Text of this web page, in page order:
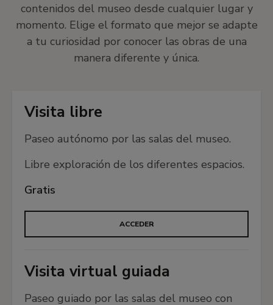
La interacción entre la pintura y las artes
escénicas se ha manifestado bajo distintas formas
a lo largo de la Historia del Arte. Profundizamos
en los vínculos entre el teatro, la danza, la música
🌷 Un paseo entre las flores
Desde la Antigüedad, las flores han sido un
motivo frecuentemente representado en el arte,
tanto por su contenido simbólico como por su
retratos, temas mitológicos y religiosos, paisajes
o vistas de ciudades con flores forman parte de
🍃 Las estaciones
contenidos del museo desde cualquier lugar y
momento. Elige el formato que mejor se adapte
a tu curiosidad por conocer las obras de una
manera diferente y única.
Visita libre
Paseo autónomo por las salas del museo.
Libre exploración de los diferentes espacios.
Gratis
ACCEDER
Visita virtual guiada
Paseo guiado por las salas del museo con